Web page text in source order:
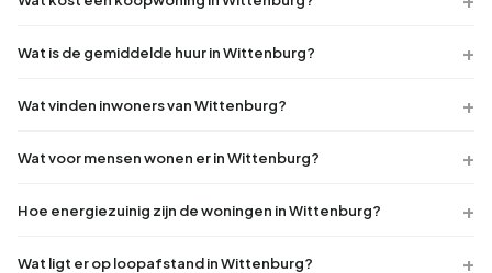
Wat is de gemiddelde huur in Wittenburg?
Wat vinden inwoners van Wittenburg?
Wat voor mensen wonen er in Wittenburg?
Hoe energiezuinig zijn de woningen in Wittenburg?
Wat ligt er op loopafstand in Wittenburg?